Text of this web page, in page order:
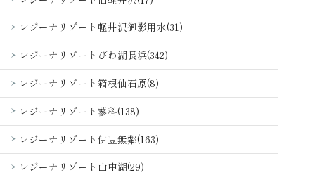
レジーナリゾート軽井沢御影用水(31)
レジーナリゾートびわ湖長浜(342)
レジーナリゾート箱根仙石原(8)
レジーナリゾート蓼科(138)
レジーナリゾート伊豆無鄰(163)
レジーナリゾート山中湖(29)